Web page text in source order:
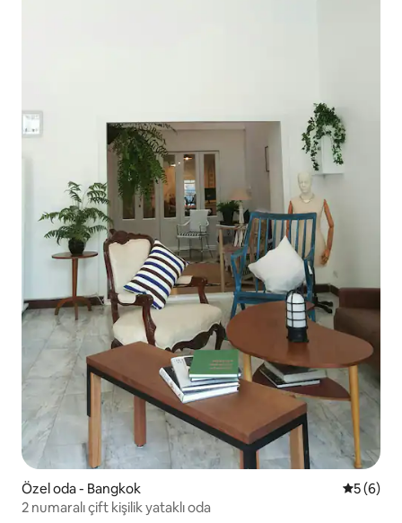
Özel oda - Bangkok 55 (6)
2 numaralı çift kişilik yataklı oda